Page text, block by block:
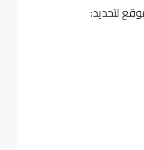
لتحديد: